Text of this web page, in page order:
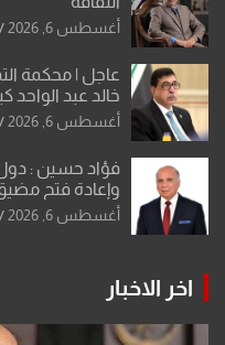
أغسطس 6, 2026
عاجل | محكمة
خالد عبد الواحد
أغسطس 6, 2026
فؤاد حسين :
وإعادة فتح
تحولات القدس
أغسطس 6, 2026
اخر الاخبار